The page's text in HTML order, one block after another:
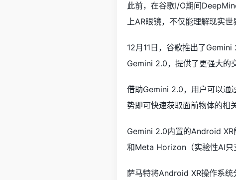
此前，在谷歌I/O期间
上AR眼镜，不仅能理解现实
12月11日，谷歌推出了
Gemini 2.0，提供了更强大的
借助Gemini 2.0，用户可以通
势即可快速获取面前物体的相
Gemini 2.0内置的Android XR
和Meta Horizon（实验性AI只
萨马特将Android XR操作系统